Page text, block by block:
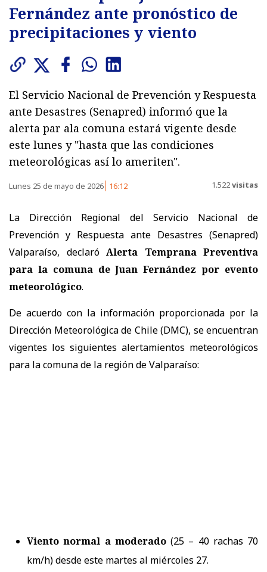
Fernández ante pronóstico de
precipitaciones y viento
El Servicio Nacional de Prevención y Respuesta
ante Desastres (Senapred) informó que la
alerta par ala comuna estará vigente desde
este lunes y "hasta que las condiciones
meteorológicas así lo ameriten".
Lunes 25 de mayo de 2026 16:12 1.522visitas
La Dirección Regional del Servicio Nacional de
Prevención y Respuesta ante Desastres (Senapred)
Valparaíso, declaró Alerta Temprana Preventiva
para la comuna de Juan Fernández por evento
meteorológico.
De acuerdo con la información proporcionada por la
Dirección Meteorológica de Chile (DMC), se encuentran
vigentes los siguientes alertamientos meteorológicos
para la comuna de la región de Valparaíso:
Viento normal a moderado(25 – 40 rachas 70
km/h) desde este martes al miércoles 27.